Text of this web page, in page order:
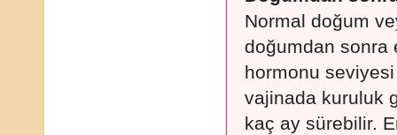
Normal doğum
doğumdan sonra
hormonu
vajinada kuruluk
kaç ay sürebilir.